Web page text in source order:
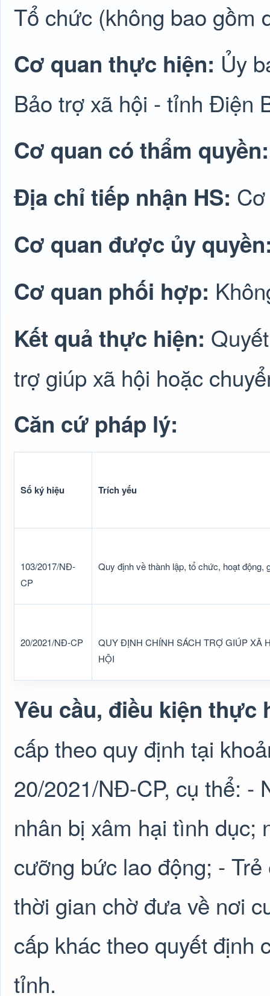
Tổ chức (không bao gồm
Cơ quan thực hiện: Ủy
Bảo trợ xã hội - tỉnh Điện
Cơ quan có thẩm
Địa chỉ tiếp nhận HS:
Cơ quan được ủy
Cơ quan phối hợp:
Kết quả thực hiện:
trợ giúp xã hội hoặc
Căn cứ pháp lý:
Số ký hiệu Trích yếu
103/2017/NĐ-
CP
Quy định về thành lập, tổ chức, hoạt
20/2021/NĐ-CP
QUY ĐỊNH CHÍNH SÁCH TRỢ GIÚP XÃ
HỘI
Yêu cầu, điều kiện thực
cấp theo quy định tại
20/2021/NĐ-CP, cụ thể: -
nhân bị xâm hại tình dục;
cưỡng bức lao động; -
thời gian chờ đưa về nơi
cấp khác theo quyết định
tỉnh.